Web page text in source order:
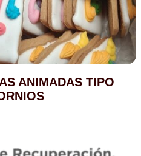
ANIMADAS TIPO